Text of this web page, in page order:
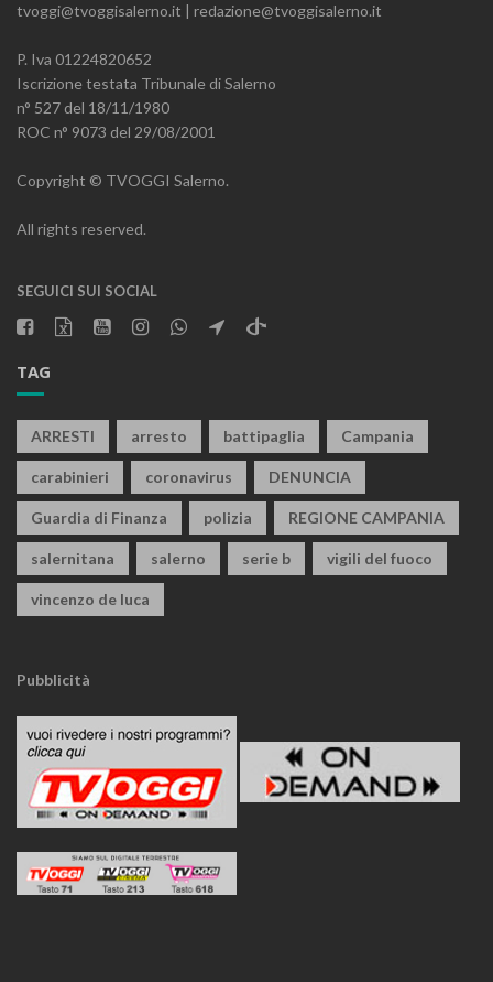
tvoggi@tvoggisalerno.it | redazione@tvoggisalerno.it
P. Iva 01224820652
Iscrizione testata Tribunale di Salerno
n° 527 del 18/11/1980
ROC n° 9073 del 29/08/2001
Copyright © TVOGGI Salerno.
All rights reserved.
SEGUICI SUI SOCIAL
TAG
ARRESTI arresto battipaglia Campania
carabinieri coronavirus DENUNCIA
Guardia di Finanza polizia REGIONE CAMPANIA
salernitana salerno serie b vigili del fuoco
vincenzo de luca
Pubblicità